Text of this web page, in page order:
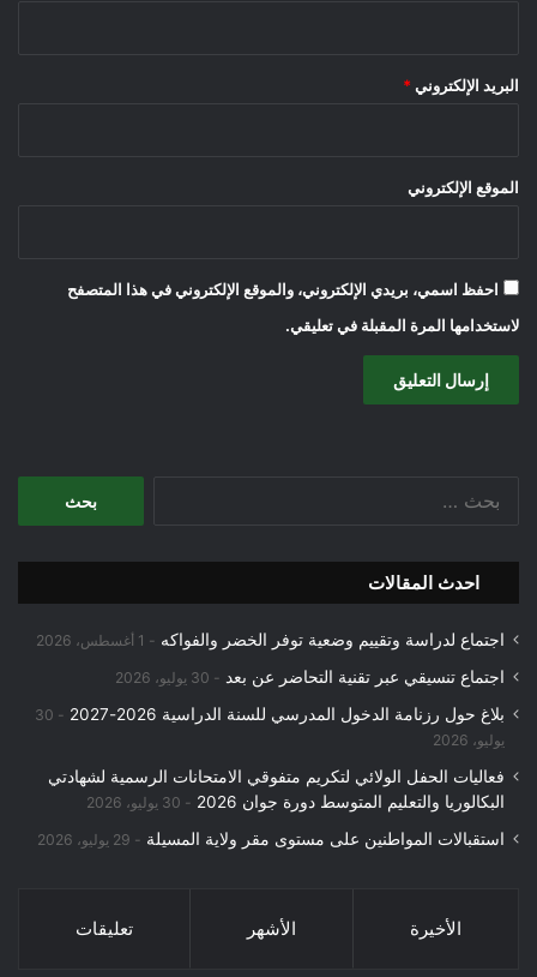
البريد الإلكتروني *
الموقع الإلكتروني
احفظ اسمي، بريدي الإلكتروني، والموقع الإلكتروني في هذا المتصفح
لاستخدامها المرة المقبلة في تعليقي.
احدث المقالات
اجتماع لدراسة وتقييم وضعية توفر الخضر والفواكه 1 أغسطس، 2026
اجتماع تنسيقي عبر تقنية التحاضر عن بعد 30 يوليو، 2026
بلاغ حول رزنامة الدخول المدرسي للسنة الدراسية 2026-2027
30
يوليو، 2026
فعاليات الحفل الولائي لتكريم متفوقي الامتحانات الرسمية لشهادتي
البكالوريا والتعليم المتوسط دورة جوان 2026
30 يوليو، 2026
استقبالات المواطنين على مستوى مقر ولاية المسيلة 29 يوليو، 2026
الأخيرة الأشهر تعليقات